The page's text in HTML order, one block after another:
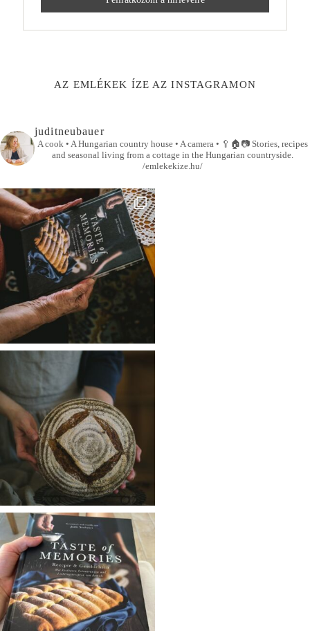
AZ EMLÉKEK ÍZE AZ INSTAGRAMON
juditneubauer
A cook • A Hungarian country house • A camera • 🥄🏠📷Stories, recipes
and seasonal living from a cottage in the Hungarian countryside.
/emlekekize.hu/